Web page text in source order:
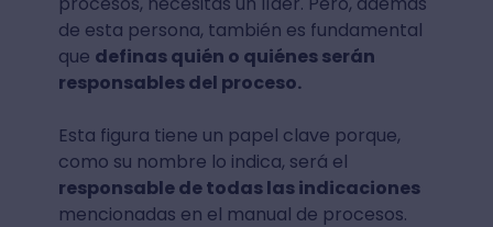
de esta persona, también es fundamental
que definas quién o quiénes serán
responsables del proceso.
Esta figura tiene un papel clave porque,
como su nombre lo indica, será el
responsable de todas las indicaciones
mencionadas en el manual de procesos.